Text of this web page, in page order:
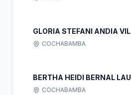
GLORIA STEFANI ANDIA
COCHABAMBA
BERTHA HEIDI BERNAL
COCHABAMBA